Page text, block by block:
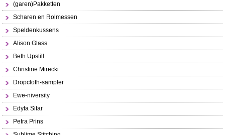
(garen)Pakketten
Scharen en Rolmessen
Speldenkussens
Alison Glass
Beth Upstill
Christine Mirecki
Dropcloth-sampler
Ewe-niversity
Edyta Sitar
Petra Prins